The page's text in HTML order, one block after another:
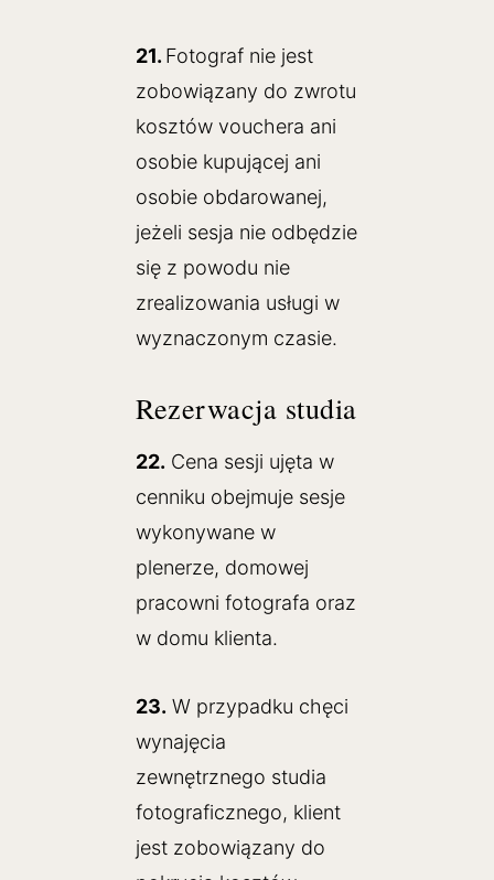
21. Fotograf nie jest
zobowiązany do zwrotu
kosztów vouchera ani
osobie kupującej ani
osobie obdarowanej,
jeżeli sesja nie odbędzie
się z powodu nie
zrealizowania usługi w
wyznaczonym czasie.
Rezerwacja studia
22. Cena sesji ujęta w
cenniku obejmuje sesje
wykonywane w
plenerze, domowej
pracowni fotografa oraz
w domu klienta.
23. W przypadku chęci
wynajęcia
zewnętrznego studia
fotograficznego, klient
jest zobowiązany do